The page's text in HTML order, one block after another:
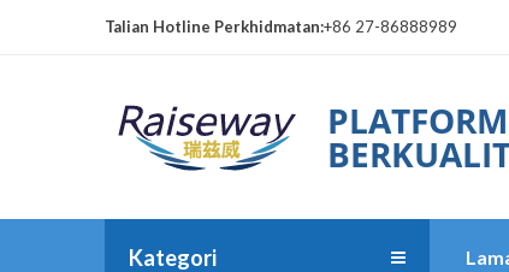
Talian Hotline Perkhidmatan:+86 27-86888989
Kategori